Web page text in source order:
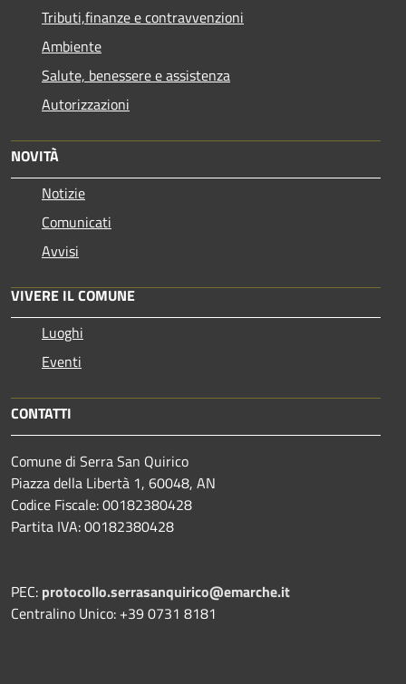
Tributi,finanze e contravvenzioni
Ambiente
Salute, benessere e assistenza
Autorizzazioni
NOVITÀ
Notizie
Comunicati
Avvisi
VIVERE IL COMUNE
Luoghi
Eventi
CONTATTI
Comune di Serra San Quirico
Piazza della Libertà 1, 60048, AN
Codice Fiscale: 00182380428
Partita IVA: 00182380428
PEC: protocollo.serrasanquirico@emarche.it
Centralino Unico: +39 0731 8181